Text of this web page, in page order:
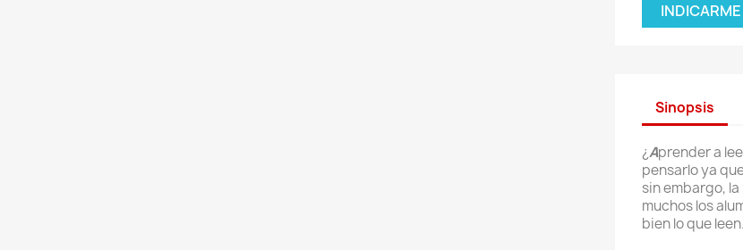
Sinopsis
¿Aprender a
pensarlo ya
sin embargo,
muchos los
bien lo que leen.